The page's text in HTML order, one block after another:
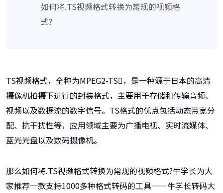
如何将.TS视频格式转换为常规的视频格
式?
TS视频格式，全称为MPEG2-TS，是一种源于日本的高清
摄像机拍摄下进行的封装格式，主要用于存储和传输音频、
视频以及数据流的数字信号。TS格式的优点包括动态带宽分
配、抗干扰性等，应用领域主要为广播电视、实时流媒体、
蓝光光盘以及数码摄像机。
那么如何将.TS视频格式转换为常规的视频格式?牛学长为大
家推荐一款支持1000多种格式转码的工具——牛学长转码大